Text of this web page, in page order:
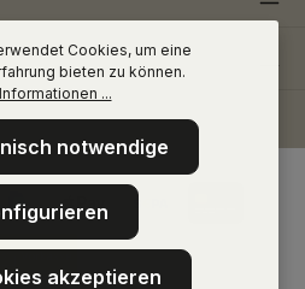
Cookies, um eine
bieten zu können.
...
notwendige
akzeptieren